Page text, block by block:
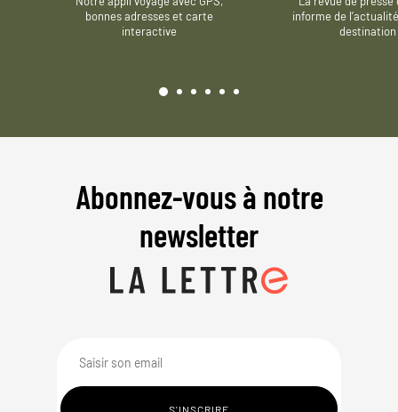
bonnes adresses et carte
interactive
informe de
destination
Abonnez-vous à notre
newsletter